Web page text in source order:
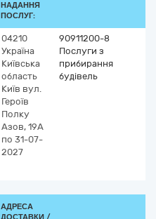
НАДАННЯ
ПОСЛУГ:
04210
Україна
Київська
область
Київ вул.
Героїв
Полку
Азов, 19А
по 31-07-
2027
90911200-8
Послуги з
прибирання
будівель
АДРЕСА